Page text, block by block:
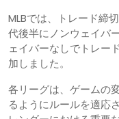
MLBでは、トレード締
代後半にノンウェイバ
ェイバーなしでトレー
加しました。
各リーグは、ゲームの
るようにルールを適応